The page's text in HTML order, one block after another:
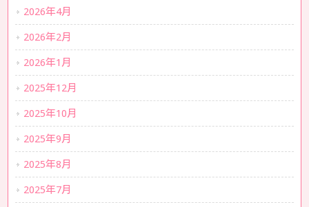
2026年4月
2026年2月
2026年1月
2025年12月
2025年10月
2025年9月
2025年8月
2025年7月